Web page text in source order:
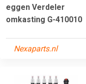
eggen Verdeler
omkasting G-410010
Nexaparts.nl